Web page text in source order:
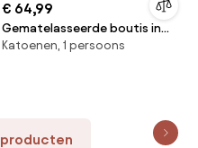
€ 64,99
Gematelasseerde boutis in
katoen, Scenario
Katoenen, 1 persoons
producten